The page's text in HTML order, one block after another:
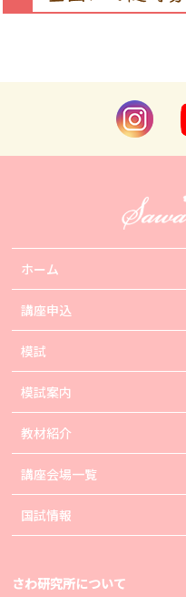
ホーム
講座申込
模試
模試案内
教材紹介
講座会場一覧
国試情報
さわ研究所について